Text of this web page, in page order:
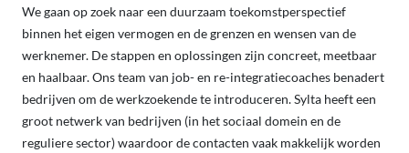
We gaan op zoek naar een duurzaam toekomstperspectief
binnen het eigen vermogen en de grenzen en wensen van de
werknemer. De stappen en oplossingen zijn concreet, meetbaar
en haalbaar. Ons team van job- en re-integratiecoaches benadert
bedrijven om de werkzoekende te introduceren. Sylta heeft een
groot netwerk van bedrijven (in het sociaal domein en de
reguliere sector) waardoor de contacten vaak makkelijk worden